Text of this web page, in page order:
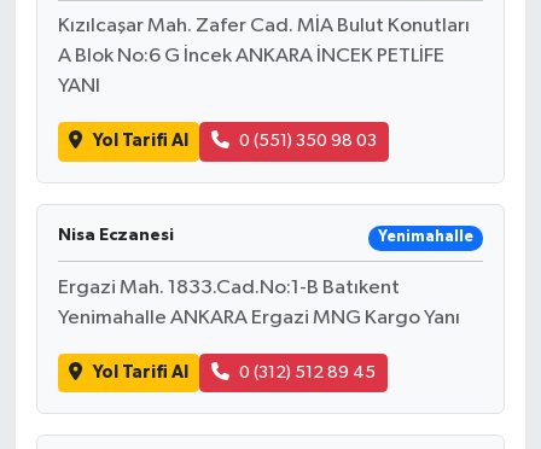
Kızılcaşar Mah. Zafer Cad. MİA Bulut Konutları
A Blok No:6 G İncek ANKARA İNCEK PETLİFE
YANI
Yol Tarifi Al 0 (551) 350 98 03
Nisa Eczanesi Yenimahalle
Ergazi Mah. 1833.Cad.No:1-B Batıkent
Yenimahalle ANKARA Ergazi MNG Kargo Yanı
Yol Tarifi Al 0 (312) 512 89 45